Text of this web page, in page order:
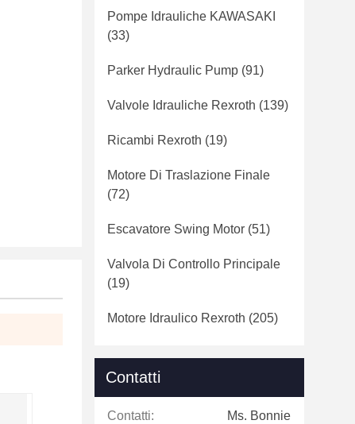
Pompe Idrauliche KAWASAKI
(33)
Parker Hydraulic Pump (91)
Valvole Idrauliche Rexroth (139)
Ricambi Rexroth (19)
Motore Di Traslazione Finale
(72)
Escavatore Swing Motor (51)
Valvola Di Controllo Principale
(19)
Motore Idraulico Rexroth (205)
Contatti
Contatti: Ms. Bonnie